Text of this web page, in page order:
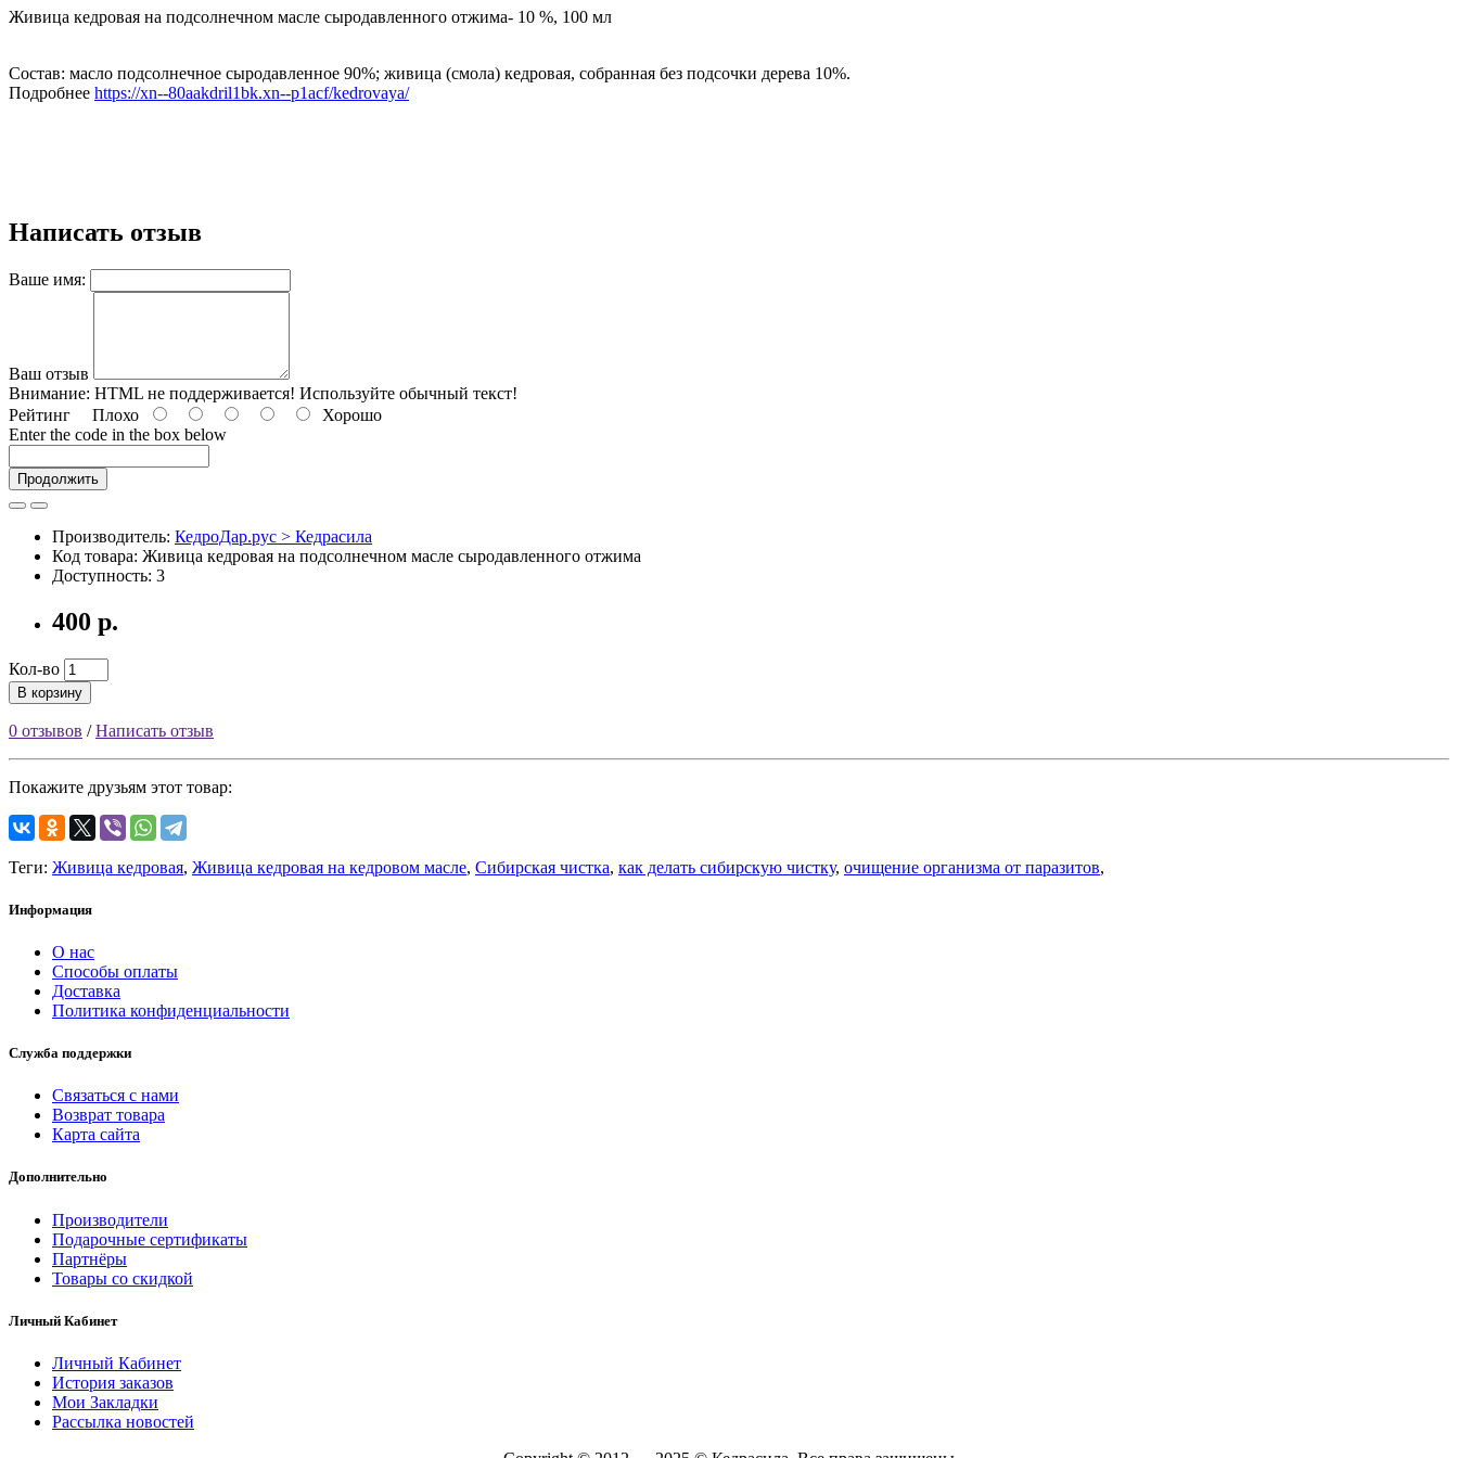
Живица кедровая на подсолнечном масле сыродавленного отжима- 10 %, 100 мл
Состав: масло подсолнечное сыродавленное 90%; живица (смола) кедровая, собранная без подсочки дерева 10%.
Подробнее https://xn--80aakdril1bk.xn--p1acf/kedrovaya/
Написать отзыв
Ваше имя:
Ваш отзыв
Внимание: HTML не поддерживается! Используйте обычный текст!
Рейтинг Плохо
Хорошо
Enter the code in the box below
Продолжить
Производитель: КедроДар.рус > Кедрасила
Код товара: Живица кедровая на подсолнечном масле сыродавленного отжима
Доступность: 3
400 р.
Кол-во
В корзину
0 отзывов /Написать отзыв
Покажите друзьям этот товар:
Теги: Живица кедровая, Живица кедровая на кедровом масле, Сибирская чистка, как делать сибирскую чистку, очищение организма от паразитов,
Информация
О нас
Способы оплаты
Доставка
Политика конфиденциальности
Служба поддержки
Связаться с нами
Возврат товара
Карта сайта
Дополнительно
Производители
Подарочные сертификаты
Партнёры
Товары со скидкой
Личный Кабинет
Личный Кабинет
История заказов
Мои Закладки
Рассылка новостей